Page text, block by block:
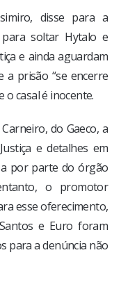
disse para a
para soltar Hytalo e
e ainda aguardam
a prisão “se encerre
o casal é inocente.
do Gaeco, a
e detalhes em
por parte do órgão
o promotor
esse oferecimento,
e Euro foram
para a denúncia não